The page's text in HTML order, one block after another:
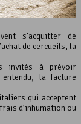
s’acquitter de
de cercueils, la
invités à prévoir
la facture
qui acceptent
d’inhumation ou